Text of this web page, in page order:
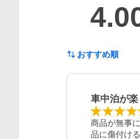
おすすめ順
車中泊が
商品が無事
品に傷付け